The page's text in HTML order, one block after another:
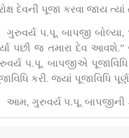
દેવની પૂજા કરવા જાય
ગુરુવર્ય પ.પૂ. બાપજી
પછી જ તમારા દેવ
પ.પૂ. બાપજીએ
કરી. જ્યાં પૂજાવિધિ
આમ, ગુરુવર્ય પ.પૂ. બાપજીની